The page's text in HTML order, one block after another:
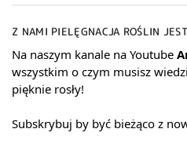
Z NAMI PIELĘGNACJA ROŚLIN
Na naszym kanale na Youtube
wszystkim o czym musisz
pięknie rosły!
Subskrybuj by być bieżąco z